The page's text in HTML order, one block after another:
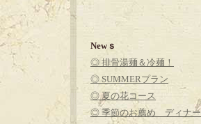
Newｓ
◎ 排骨湯麺＆冷麺！
◎ SUMMERプラン
◎ 夏の花コース
◎ 季節のお薦め ディナー